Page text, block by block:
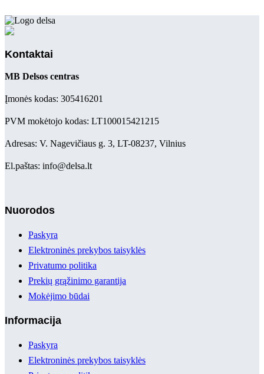
Kontaktai
MB Delsos centras
Įmonės kodas: 305416201
PVM mokėtojo kodas: LT100015421215
Adresas: V. Nagevičiaus g. 3, LT-08237, Vilnius
El.paštas: info@delsa.lt
Nuorodos
Paskyra
Elektroninės prekybos taisyklės
Privatumo politika
Prekių grąžinimo garantija
Mokėjimo būdai
Informacija
Paskyra
Elektroninės prekybos taisyklės